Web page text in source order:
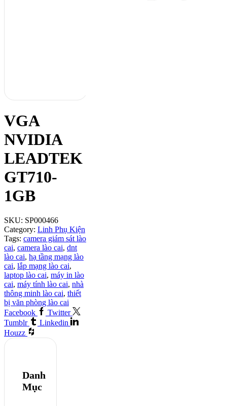
VGA
NVIDIA
LEADTEK
GT710-
1GB
SKU: SP000466
Category: Linh Phụ Kiện
Tags: camera giám sát lào
cai, camera lào cai, dnt
lào cai, hạ tầng mạng lào
cai, lắp mạng lào cai,
laptop lào cai, máy in lào
cai, máy tính lào cai, nhà
thông minh lào cai, thiết
bị văn phòng lào cai
Facebook
Twitter
Tumblr
Linkedin
Houzz
Danh
Mục